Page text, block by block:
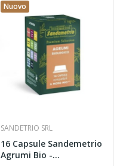
Nuovo
SANDETRIO SRL
16 Capsule Sandemetrio
Agrumi Bio -